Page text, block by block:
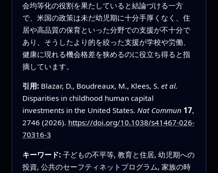
会均等化の役割を果たしていると結論づける一方
で、米国の政策は未だ幼児期に十分手厚くなく、住
居や高品質の保育といった分野での支援が不十分で
あり、そうしたより的を絞った支援が学校や労働、
健康に現れる機会格差を狭めるのに役立ち得ると指
摘しています。
引用: Blazar, D., Boudreaux, M., Klees, S. et al.
Disparities in childhood human capital
investments in the United States. Nat Commun 17,
2746 (2026). https://doi.org/10.1038/s41467-026-
70316-3
キーワード: 子どもの不平等, 教育と住居, 幼児期への
投資, 公共のセーフティネットプログラム, 家族の時